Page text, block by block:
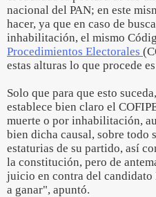
nacional del PAN; en este
hacer, ya que en caso de
inhabilitación, el mismo
Procedimientos Electorales
estas alturas lo que procede
Solo que para que esto
establece bien claro el
muerte o por inhabilitación,
bien dicha causal, sobre todo
estaturias de su partido, así
la constitución, pero de
juicio en contra del
a ganar", apuntó.